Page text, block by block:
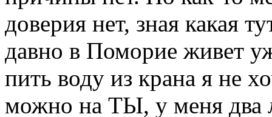
доверия нет, зная какая
давно в Поморие живет
пить воду из крана я не
можно на ТЫ, у меня два